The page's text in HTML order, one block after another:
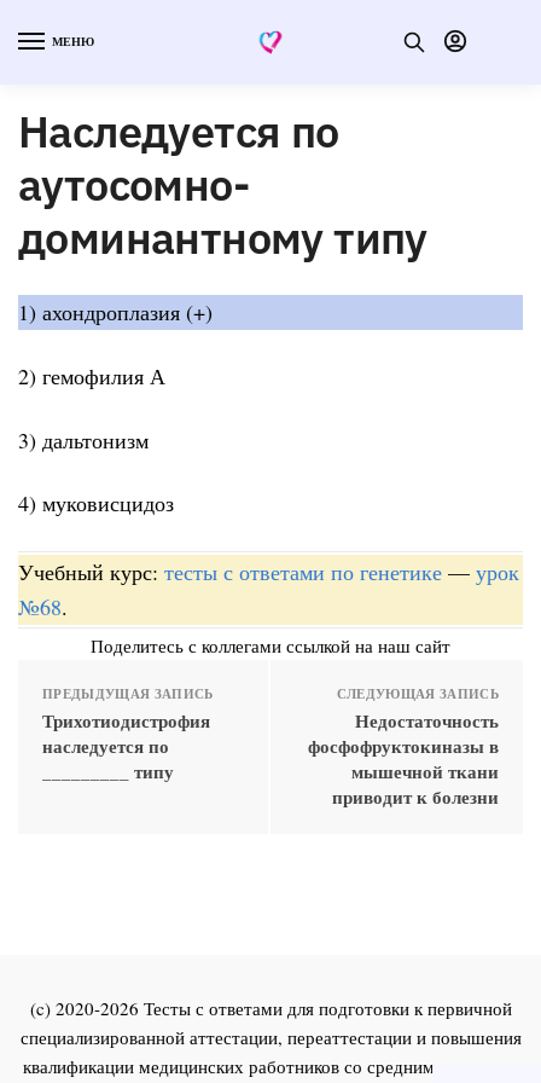
МЕНЮ
Наследуется по
аутосомно-
доминантному типу
1) ахондроплазия (+)
2) гемофилия А
3) дальтонизм
4) муковисцидоз
Учебный курс: тесты с ответами по генетике — урок
№68.
Поделитесь с коллегами ссылкой на наш сайт
ПРЕДЫДУЩАЯ ЗАПИСЬ
Трихотиодистрофия
наследуется по
_________ типу
СЛЕДУЮЩАЯ ЗАПИСЬ
Недостаточность
фосфофруктокиназы в
мышечной ткани
приводит к болезни
(c) 2020-2026 Тесты с ответами для подготовки к первичной
специализированной аттестации, переаттестации и повышения
квалификации медицинских работников со средним и высшим